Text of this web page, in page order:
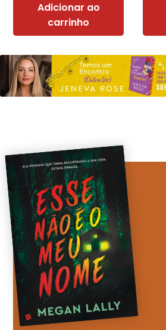
Adicionar ao
carrinho